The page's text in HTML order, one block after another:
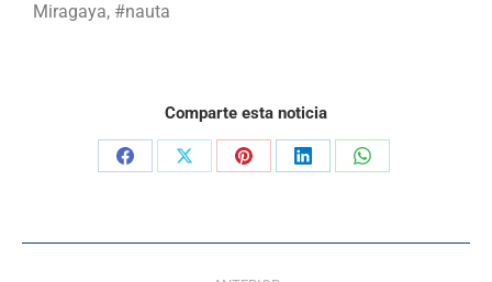
Miragaya, #nauta
Comparte esta noticia